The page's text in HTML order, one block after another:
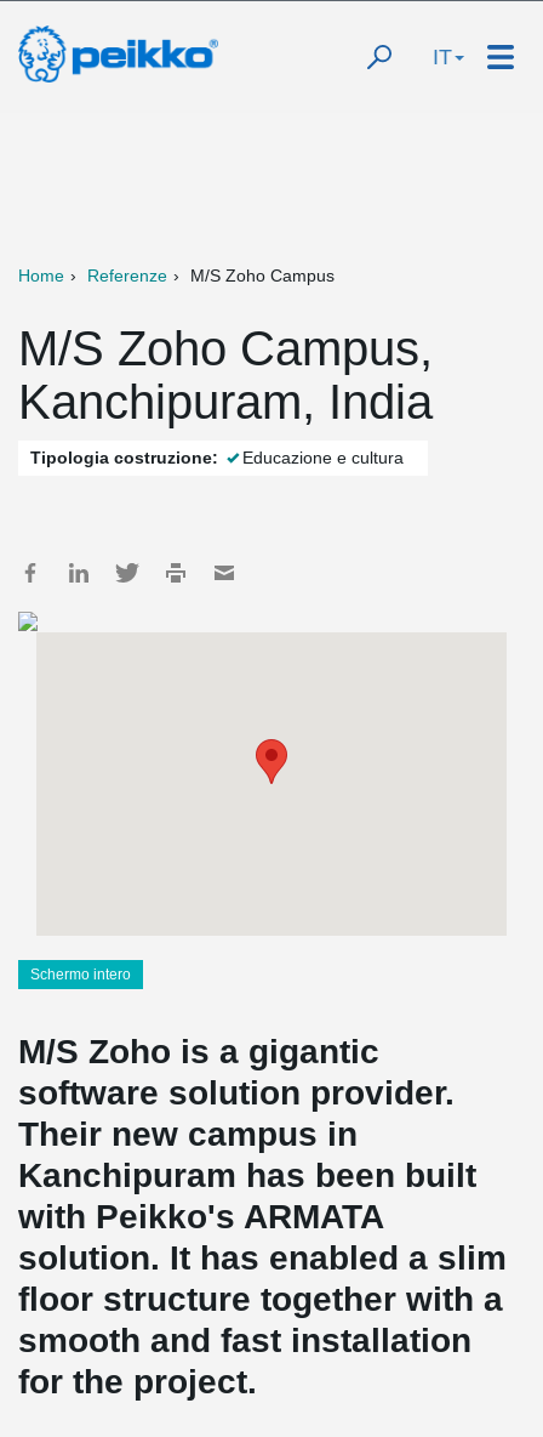
IT
Home Referenze M/S Zoho Campus
M/S Zoho Campus,
Kanchipuram, India
Tipologia costruzione: Educazione e cultura
Schermo intero
M/S Zoho is a gigantic
software solution provider.
Their new campus in
Kanchipuram has been built
with Peikko's ARMATA
solution. It has enabled a slim
floor structure together with a
smooth and fast installation
for the project.